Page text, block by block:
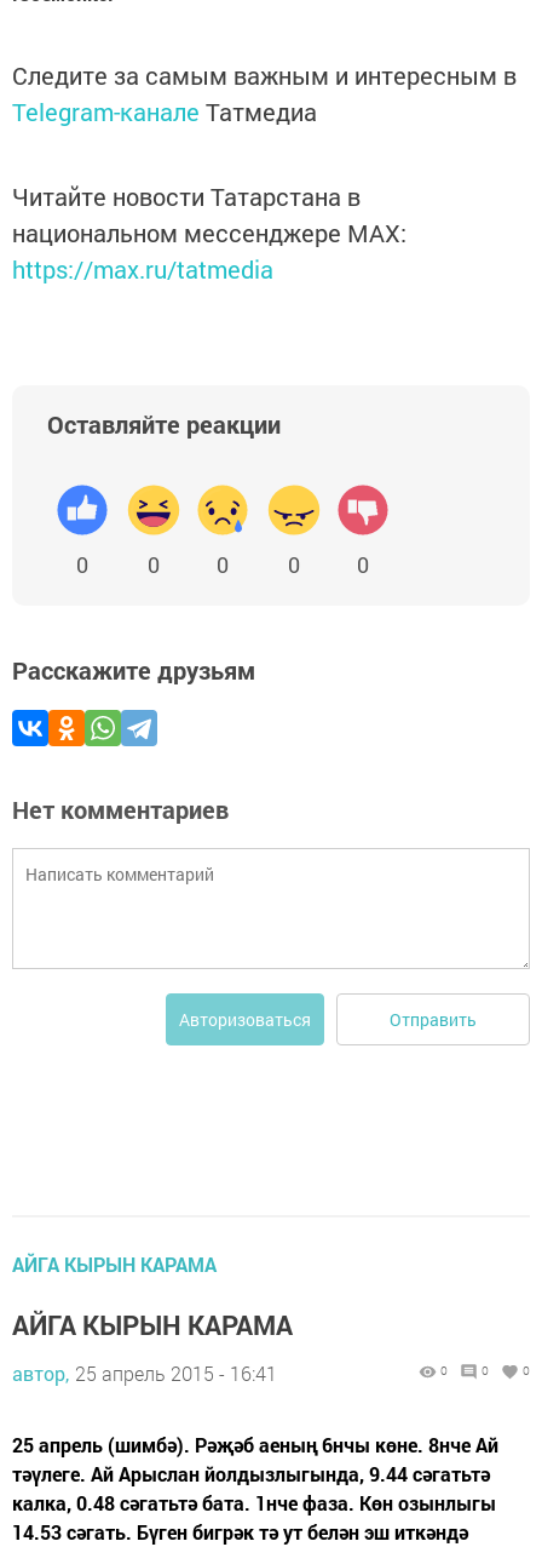
Следите за самым важным и интересным в
Telegram-канале Татмедиа
Читайте новости Татарстана в
национальном мессенджере MАХ:
https://max.ru/tatmedia
Оставляйте реакции
0 0 0 0 0
Расскажите друзьям
Нет комментариев
Авторизоваться Отправить
АЙГА КЫРЫН КАРАМА
АЙГА КЫРЫН КАРАМА
автор, 25 апрель 2015 - 16:41 0 0 0
25 апрель (шимбә). Рәҗәб аеның 6нчы көне. 8нче Ай
тәүлеге. Ай Арыслан йолдызлыгында, 9.44 сәгатьтә
калка, 0.48 сәгатьтә бата. 1нче фаза. Көн озынлыгы
14.53 сәгать. Бүген бигрәк тә ут белән эш иткәндә